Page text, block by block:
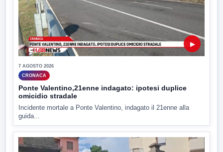
▶
7 AGOSTO 2026
CRONACA
Ponte Valentino,21enne indagato: ipotesi duplice
omicidio stradale
Incidente mortale a Ponte Valentino, indagato il 21enne alla
guida...